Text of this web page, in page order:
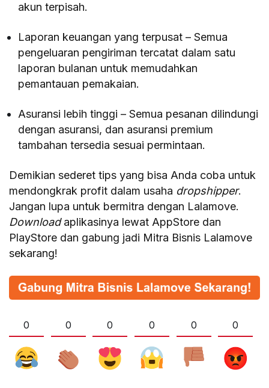
akun terpisah.
Laporan keuangan yang terpusat – Semua
pengeluaran pengiriman tercatat dalam satu
laporan bulanan untuk memudahkan
pemantauan pemakaian.
Asuransi lebih tinggi – Semua pesanan dilindungi
dengan asuransi, dan asuransi premium
tambahan tersedia sesuai permintaan.
Demikian sederet tips yang bisa Anda coba untuk
mendongkrak profit dalam usaha dropshipper.
Jangan lupa untuk bermitra dengan Lalamove.
Downloadaplikasinya lewat AppStore dan
PlayStore dan gabung jadi Mitra Bisnis Lalamove
sekarang!
0 0 0 0 0 0